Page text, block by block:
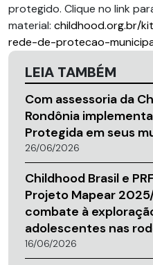
protegido. Clique no link
material: childhood.org.br/
rede-de-protecao-
LEIA TAMBÉM
Com assessoria da
Rondônia
Protegida em seus
26/06/2026
Childhood Brasil e
Projeto Mapear
combate à
adolescentes nas
16/06/2026